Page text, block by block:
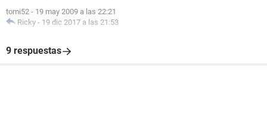
tomi52 - 19 may 2009 a las 22:21
Ricky - 19 dic 2017 a las 21:53
9 respuestas